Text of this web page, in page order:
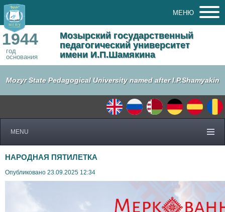
МЕНЮ
1944
год
основания
Мозырский государственный
педагогический университет
имени И.П.Шамякина
Mozyr State Pedagogical University named after I.P.Shamyakin
MENU
НАРОДНАЯ ПЯТИЛЕТКА
Опубликовано 23.09.2025 12:34